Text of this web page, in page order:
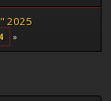
2025
4